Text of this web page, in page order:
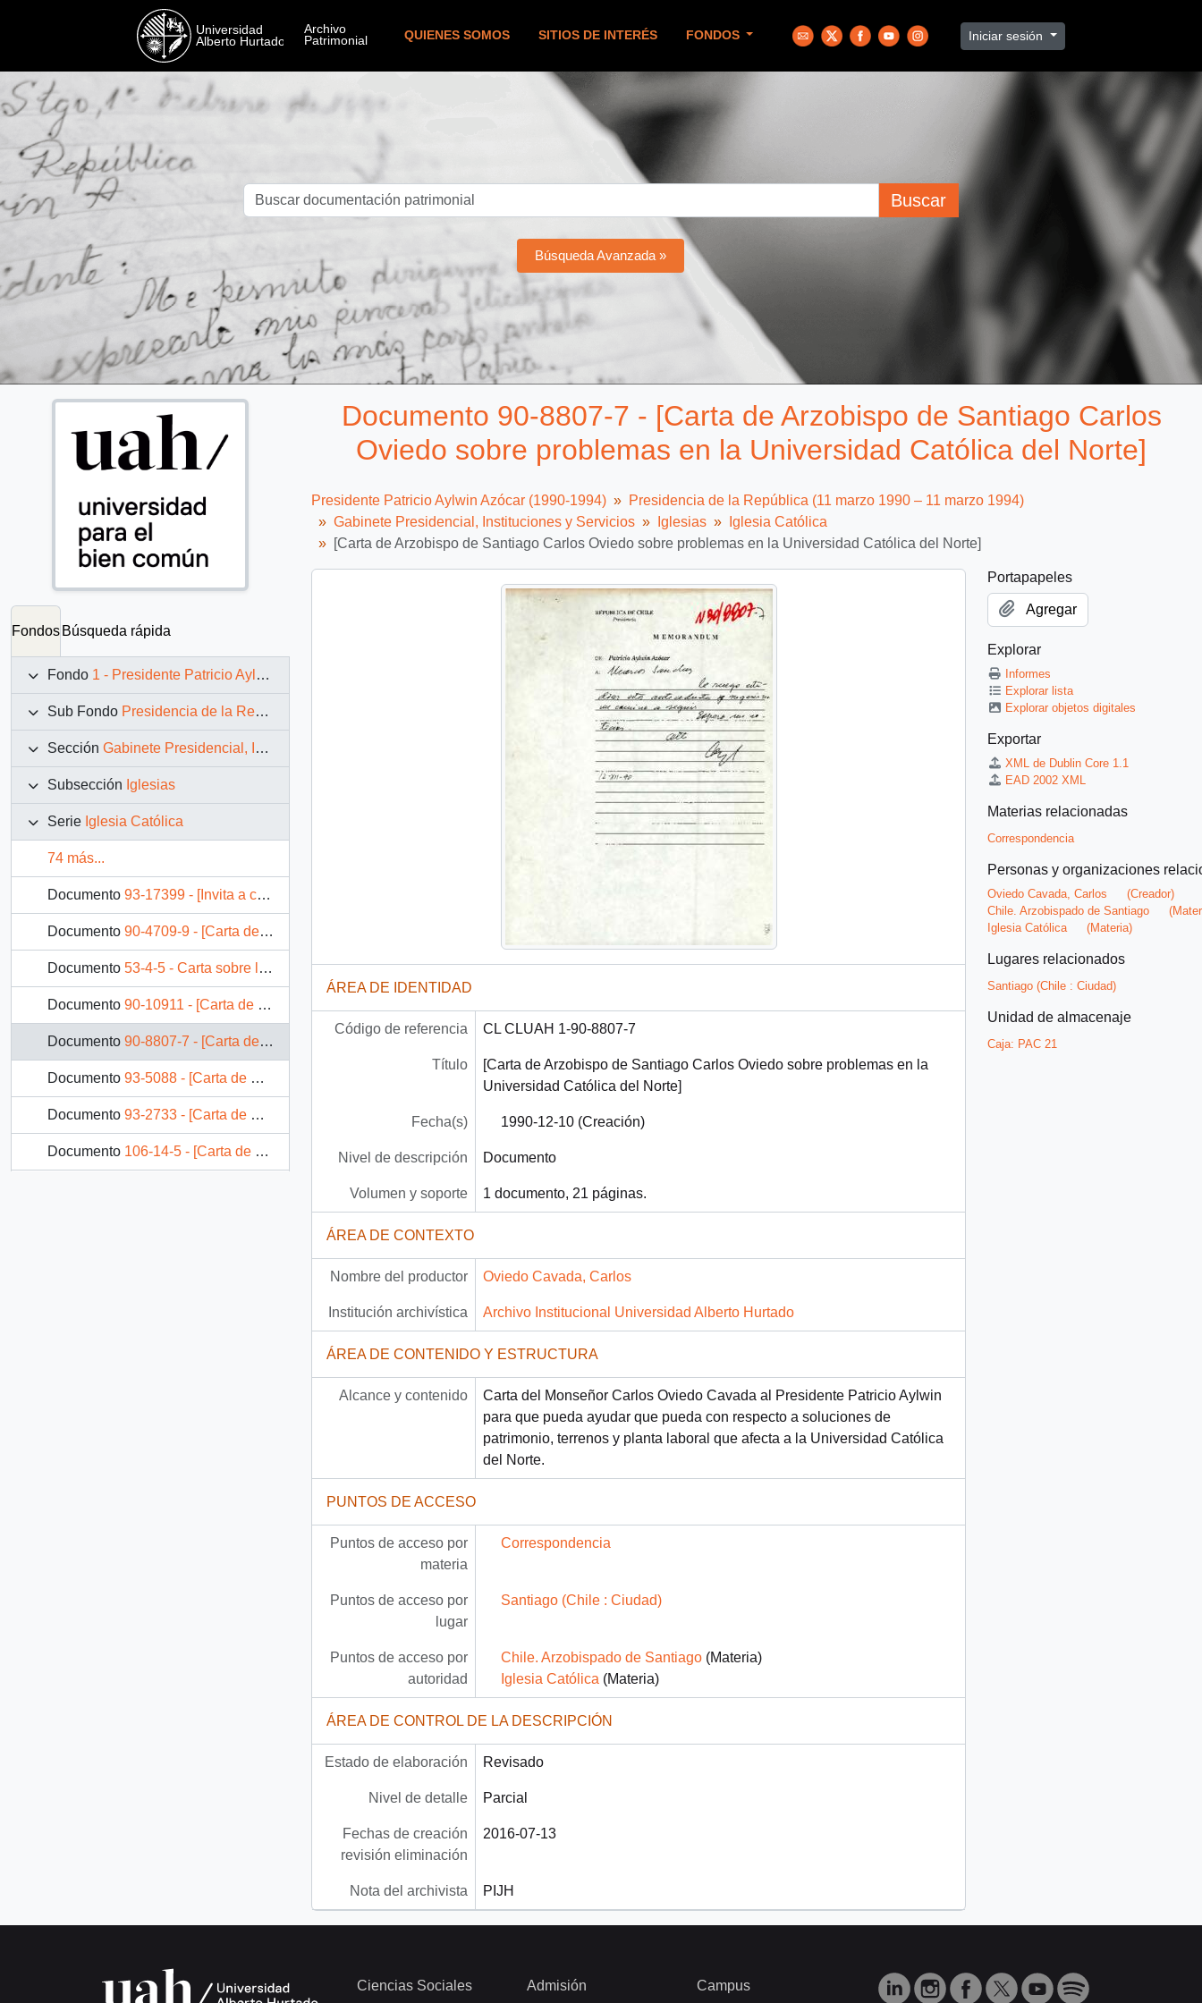
QUIENES SOMOS SITIOS DE INTERÉS FONDOS Iniciar sesión
Buscar
Búsqueda Avanzada »
Fondos Búsqueda rápida
Fondo 1 - Presidente Patricio Aylwin Azócar (1990-1994)
Sub Fondo Presidencia de la República (11 marzo 1990 – 11 marzo 1994)
Sección Gabinete Presidencial, Instituciones y Servicios
Subsección Iglesias
Serie Iglesia Católica
74 más...
Documento 93-17399 - [Invita a celebración de fiesta de San Agustín, día de la Comunidad de la Antigua Iglesia de las Agustinas]
Documento 90-4709-9 - [Carta de Caritas Chile sobre el regreso a la Democracia]
Documento 53-4-5 - Carta sobre la campaña del SIDA del Obispo de Valparaíso
Documento 90-10911 - [Carta de Enrique Troncoso Troncoso, Obispo de Iquique]
Documento 90-8807-7 - [Carta de Arzobispo de Santiago Carlos Oviedo sobre problemas en la Universidad Católica del Norte]
Documento 93-5088 - [Carta de Obispo Joaquín Matte]
Documento 93-2733 - [Carta de Obispo de Punta Arenas sobre posible cierre de Oficina Nacional de Retorno en Buenos Aires]
Documento 106-14-5 - [Carta de Obispo de Rancagua relativa a donación de sitio en Isla de Rengo destinado a construcción de templo]
Documento 90-8807-7 - [Carta de Arzobispo de Santiago Carlos
Oviedo sobre problemas en la Universidad Católica del Norte]
Presidente Patricio Aylwin Azócar (1990-1994)
Presidencia de la República (11 marzo 1990 – 11 marzo 1994)
Gabinete Presidencial, Instituciones y Servicios
Iglesias
Iglesia Católica
[Carta de Arzobispo de Santiago Carlos Oviedo sobre problemas en la Universidad Católica del Norte]
ÁREA DE IDENTIDAD
Código de referencia CL CLUAH 1-90-8807-7
Título
[Carta de Arzobispo de Santiago Carlos Oviedo sobre problemas en la
Universidad Católica del Norte]
Fecha(s) 1990-12-10 (Creación)
Nivel de descripción Documento
Volumen y soporte 1 documento, 21 páginas.
ÁREA DE CONTEXTO
Nombre del productor Oviedo Cavada, Carlos
Institución archivística Archivo Institucional Universidad Alberto Hurtado
ÁREA DE CONTENIDO Y ESTRUCTURA
Alcance y contenido
Carta del Monseñor Carlos Oviedo Cavada al Presidente Patricio Aylwin
para que pueda ayudar que pueda con respecto a soluciones de
patrimonio, terrenos y planta laboral que afecta a la Universidad Católica
del Norte.
PUNTOS DE ACCESO
Puntos de acceso por
materia
Correspondencia
Puntos de acceso por
lugar
Santiago (Chile : Ciudad)
Puntos de acceso por
autoridad
Chile. Arzobispado de Santiago(Materia)
Iglesia Católica (Materia)
ÁREA DE CONTROL DE LA DESCRIPCIÓN
Estado de elaboración Revisado
Nivel de detalle Parcial
Fechas de creación
revisión eliminación
2016-07-13
Nota del archivista PIJH
Portapapeles
Agregar
Explorar
Informes
Explorar lista
Explorar objetos digitales
Exportar
XML de Dublin Core 1.1
EAD 2002 XML
Materias relacionadas
Correspondencia
Personas y organizaciones
Oviedo Cavada, Carlos
(Creador)
Chile. Arzobispado de Santiago
Iglesia Católica
(Materia)
Lugares relacionados
Santiago (Chile : Ciudad)
Unidad de almacenaje
Caja: PAC 21
Ciencias Sociales Admisión Campus